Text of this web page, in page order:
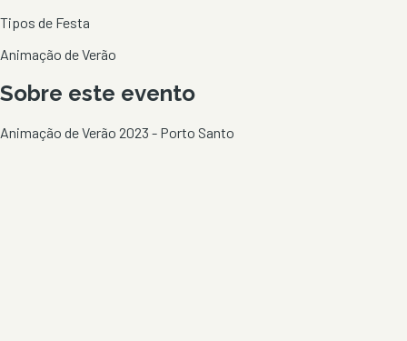
Tipos de Festa
Animação de Verão
Sobre este evento
Animação de Verão 2023 - Porto Santo